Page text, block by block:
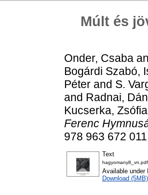
Múlt és
Onder, Csaba
Bogárdi Szabó,
Péter and S.
and Radnai,
Kucserka, Zsófia
Ferenc
978 963 672
Text
hagyomany8_vn.pdf
Available under
Download (5MB)